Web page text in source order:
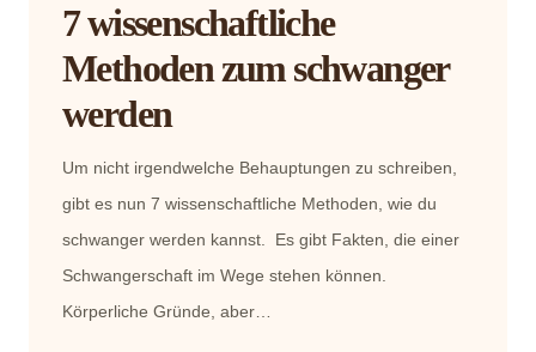
7 wissenschaftliche
Methoden zum schwanger
werden
Um nicht irgendwelche Behauptungen zu schreiben,
gibt es nun 7 wissenschaftliche Methoden, wie du
schwanger werden kannst. Es gibt Fakten, die einer
Schwangerschaft im Wege stehen können.
Körperliche Gründe, aber…